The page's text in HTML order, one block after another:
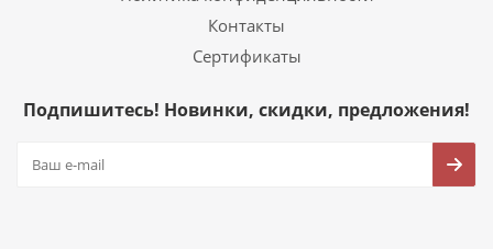
Контакты
Сертификаты
Подпишитесь! Новинки, скидки, предложения!